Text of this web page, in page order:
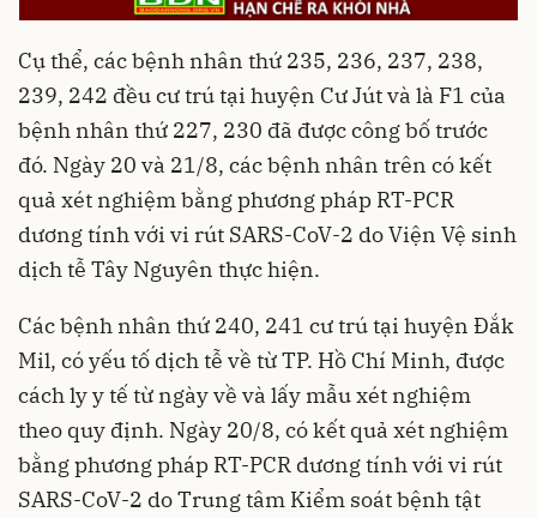
Cụ thể, các bệnh nhân thứ 235, 236, 237, 238,
239, 242 đều cư trú tại huyện Cư Jút và là F1 của
bệnh nhân thứ 227, 230 đã được công bố trước
đó. Ngày 20 và 21/8, các bệnh nhân trên có kết
quả xét nghiệm bằng phương pháp RT-PCR
dương tính với vi rút SARS-CoV-2 do Viện Vệ sinh
dịch tễ Tây Nguyên thực hiện.
Các bệnh nhân thứ 240, 241 cư trú tại huyện Đắk
Mil, có yếu tố dịch tễ về từ TP. Hồ Chí Minh, được
cách ly y tế từ ngày về và lấy mẫu xét nghiệm
theo quy định. Ngày 20/8, có kết quả xét nghiệm
bằng phương pháp RT-PCR dương tính với vi rút
SARS-CoV-2 do Trung tâm Kiểm soát bệnh tật